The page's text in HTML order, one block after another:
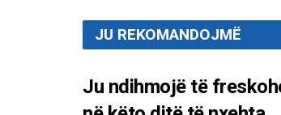
JU REKOMANDOJMË
Ju ndihmojë të